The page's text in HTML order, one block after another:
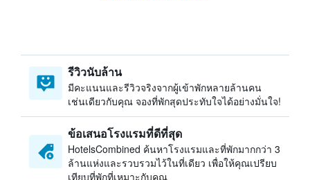
รีวิวนับล้าน
มีคะแนนและรีวิวจริงจากผู้เข้าพักหลายล้านคน
เช่นเดียวกับคุณ จองที่พักสุดประทับใจได้อย่างมั่นใจ!
ข้อเสนอโรงแรมที่ดีที่สุด
HotelsCombined ค้นหาโรงแรมและที่พักมากกว่า 3
ล้านแห่งและรวบรวมไว้ในที่เดียว เพื่อให้คุณเปรียบ
เทียบที่พักที่เหมาะกับคุณ